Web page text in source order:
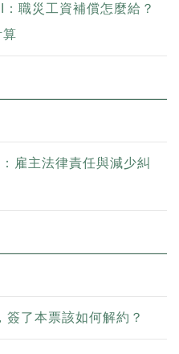
職災工資補償怎麼給？
算
雇主法律責任與減少糾
了本票該如何解約？